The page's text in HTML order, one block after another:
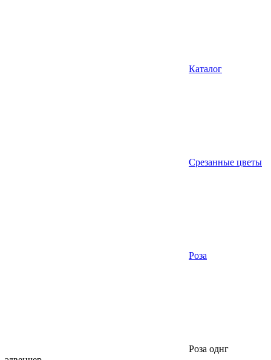
Каталог
Срезанные цветы
Роза
Роза однг